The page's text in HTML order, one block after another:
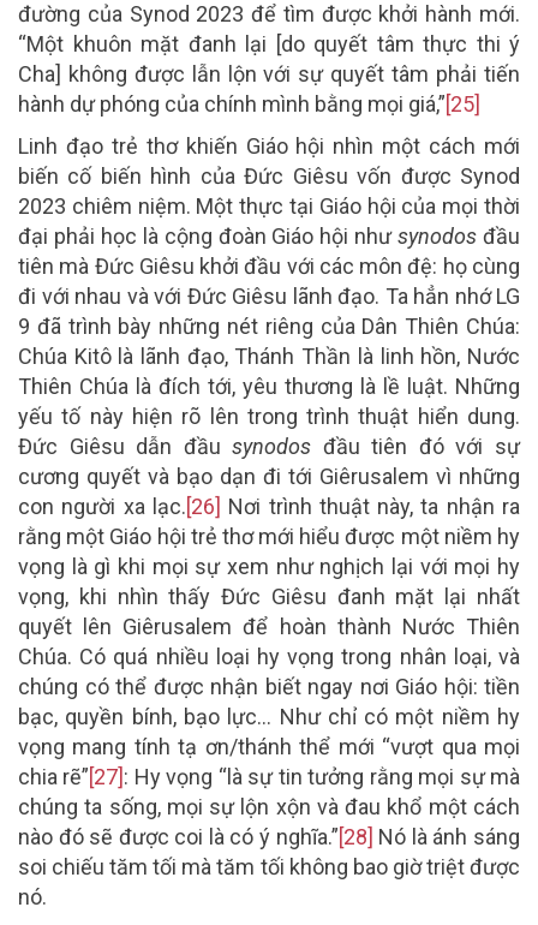
đường của Synod 2023 để tìm được khởi hành mới.
“Một khuôn mặt đanh lại [do quyết tâm thực thi ý
Cha] không được lẫn lộn với sự quyết tâm phải tiến
hành dự phóng của chính mình bằng mọi giá,”[25]
Linh đạo trẻ thơ khiến Giáo hội nhìn một cách mới
biến cố biến hình của Đức Giêsu vốn được Synod
2023 chiêm niệm. Một thực tại Giáo hội của mọi thời
đại phải học là cộng đoàn Giáo hội nhưsynodos đầu
tiên mà Đức Giêsu khởi đầu với các môn đệ: họ cùng
đi với nhau và với Đức Giêsu lãnh đạo. Ta hẳn nhớ LG
9 đã trình bày những nét riêng của Dân Thiên Chúa:
Chúa Kitô là lãnh đạo, Thánh Thần là linh hồn, Nước
Thiên Chúa là đích tới, yêu thương là lề luật. Những
yếu tố này hiện rõ lên trong trình thuật hiển dung.
Đức Giêsu dẫn đầusynodos đầu tiên đó với sự
cương quyết và bạo dạn đi tới Giêrusalem vì những
con người xa lạc.[26] Nơi trình thuật này, ta nhận ra
rằng một Giáo hội trẻ thơ mới hiểu được một niềm hy
vọng là gì khi mọi sự xem như nghịch lại với mọi hy
vọng, khi nhìn thấy Đức Giêsu đanh mặt lại nhất
quyết lên Giêrusalem để hoàn thành Nước Thiên
Chúa. Có quá nhiều loại hy vọng trong nhân loại, và
chúng có thể được nhận biết ngay nơi Giáo hội: tiền
bạc, quyền bính, bạo lực… Như chỉ có một niềm hy
vọng mang tính tạ ơn/thánh thể mới “vượt qua mọi
chia rẽ”[27]: Hy vọng “là sự tin tưởng rằng mọi sự mà
chúng ta sống, mọi sự lộn xộn và đau khổ một cách
nào đó sẽ được coi là có ý nghĩa.”[28] Nó là ánh sáng
soi chiếu tăm tối mà tăm tối không bao giờ triệt được
nó.